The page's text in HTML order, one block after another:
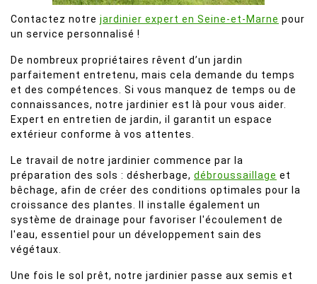
Contactez notre jardinier expert en Seine-et-Marne pour
un service personnalisé !
De nombreux propriétaires rêvent d’un jardin
parfaitement entretenu, mais cela demande du temps
et des compétences. Si vous manquez de temps ou de
connaissances, notre jardinier est là pour vous aider.
Expert en entretien de jardin, il garantit un espace
extérieur conforme à vos attentes.
Le travail de notre jardinier commence par la
préparation des sols : désherbage, débroussaillage et
bêchage, afin de créer des conditions optimales pour la
croissance des plantes. Il installe également un
système de drainage pour favoriser l'écoulement de
l'eau, essentiel pour un développement sain des
végétaux.
Une fois le sol prêt, notre jardinier passe aux semis et